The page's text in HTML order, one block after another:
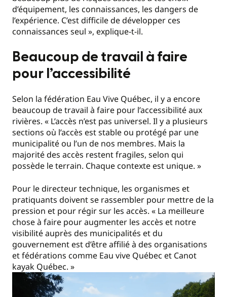
d’équipement, les connaissances, les dangers de
l’expérience. C’est difficile de développer ces
connaissances seul », explique-t-il.
Beaucoup de travail à faire
pour l’accessibilité
Selon la fédération Eau Vive Québec, il y a encore
beaucoup de travail à faire pour l’accessibilité aux
rivières. « L’accès n’est pas universel. Il y a plusieurs
sections où l’accès est stable ou protégé par une
municipalité ou l’un de nos membres. Mais la
majorité des accès restent fragiles, selon qui
possède le terrain. Chaque contexte est unique. »
Pour le directeur technique, les organismes et
pratiquants doivent se rassembler pour mettre de la
pression et pour régir sur les accès. « La meilleure
chose à faire pour augmenter les accès et notre
visibilité auprès des municipalités et du
gouvernement est d’être affilié à des organisations
et fédérations comme Eau vive Québec et Canot
kayak Québec. »